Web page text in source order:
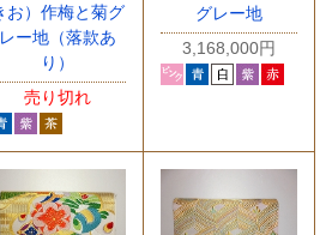
お）作梅と菊グ
レー地（落款あ
り）
売り切れ
グレー地
3,168,000円